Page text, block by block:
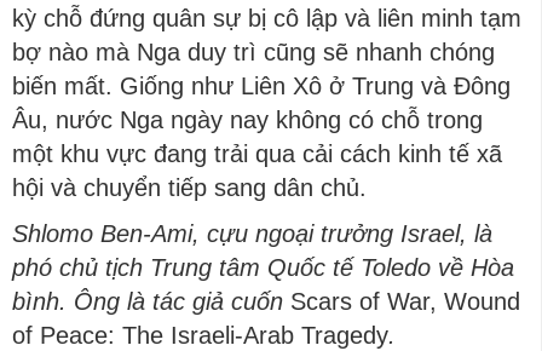
kỳ chỗ đứng quân sự bị cô lập và liên minh tạm
bợ nào mà Nga duy trì cũng sẽ nhanh chóng
biến mất. Giống như Liên Xô ở Trung và Đông
Âu, nước Nga ngày nay không có chỗ trong
một khu vực đang trải qua cải cách kinh tế xã
hội và chuyển tiếp sang dân chủ.
Shlomo Ben-Ami, cựu ngoại trưởng Israel, là
phó chủ tịch Trung tâm Quốc tế Toledo về Hòa
bình. Ông là tác giả cuốn Scars of War, Wound
of Peace: The Israeli-Arab Tragedy.